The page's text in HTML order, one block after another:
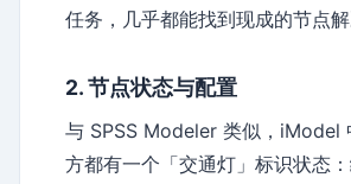
任务，几乎都能找到现成的节点解
2. 节点状态与配置
与 SPSS Modeler 类似，iModel
方都有一个「交通灯」标识状态：